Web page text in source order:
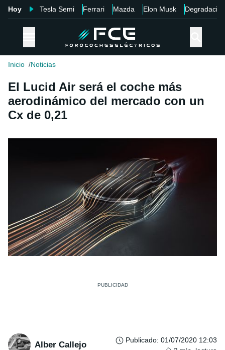
Hoy Tesla Semi Ferrari Mazda Elon Musk Degradación
Inicio Noticias
El Lucid Air será el coche más
aerodinámico del mercado con un
Cx de 0,21
Alber Callejo Publicado: 01/07/2020 12:03